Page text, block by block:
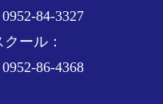
84-3327
ール：
86-4368